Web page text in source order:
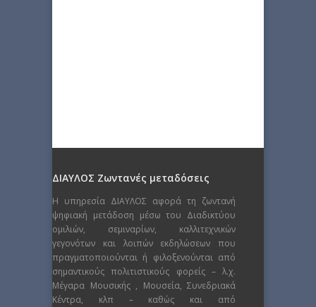
ΔΙΑΥΛΟΣ Ζωντανές μεταδόσεις
Η υπηρεσία ΔΙΑΥΛΟΣ αφορά τη ζωντανή
ψηφιακή μετάδοση μέσω του Διαδικτύου
ομιλιών, σεμιναρίων, καλλιτεχνικών
γεγονότων και λοιπών εκδηλώσεων που
πραγματοποιούνται ή φιλοξενούνται από
σημαντικούς πολιτιστικούς φορείς – λ.χ.
Μέγαρα Μουσικής , Μουσεία, Συνεδριακά
Κέντρα, κλπ – καθώς και από